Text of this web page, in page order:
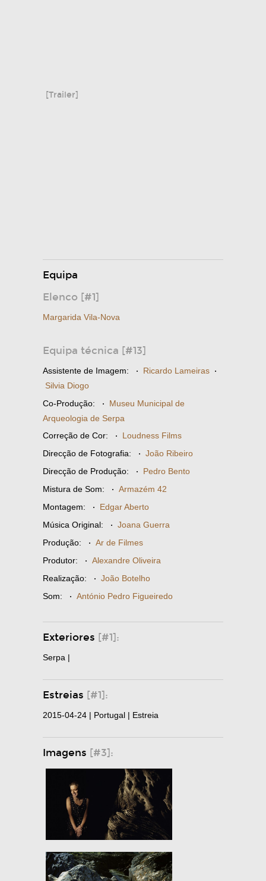
[Trailer]
Equipa
Elenco [#1]
Margarida Vila-Nova
Equipa técnica [#13]
Assistente de Imagem: · Ricardo Lameiras ·
Silvia Diogo
Co-Produção: · Museu Municipal de
Arqueologia de Serpa
Correção de Cor: · Loudness Films
Direcção de Fotografia: · João Ribeiro
Direcção de Produção: · Pedro Bento
Mistura de Som: · Armazém 42
Montagem: · Edgar Aberto
Música Original: · Joana Guerra
Produção: · Ar de Filmes
Produtor: · Alexandre Oliveira
Realização: · João Botelho
Som: · António Pedro Figueiredo
Exteriores [#1]:
Serpa |
Estreias [#1]:
2015-04-24 | Portugal | Estreia
Imagens [#3]: